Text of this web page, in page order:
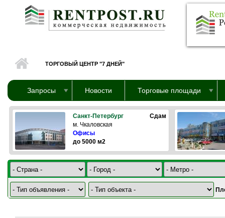
Перейти к основному содержанию
ТОРГОВЫЙ ЦЕНТР "7 ДНЕЙ"
Запросы Новости Торговые площади
Санкт-Петербург
Сдам
м. Чкаловская
Офисы
до 5000 м2